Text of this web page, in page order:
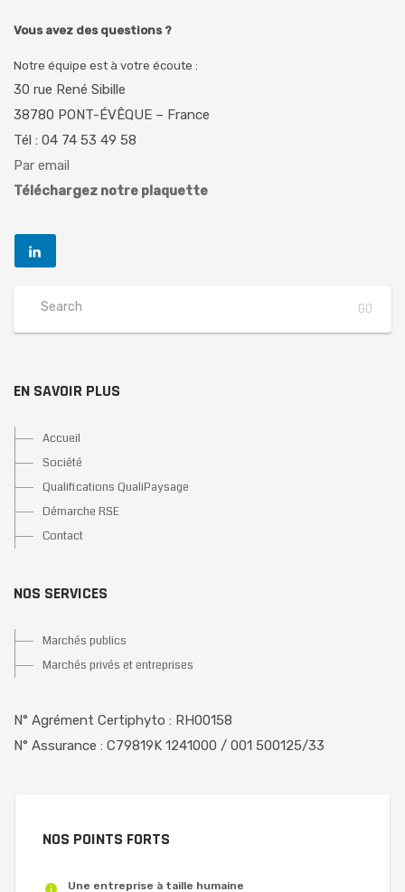
Vous avez des questions ?
Notre équipe est à votre écoute :
30 rue René Sibille
38780 PONT-ÉVÊQUE – France
Tél : 04 74 53 49 58
Par email
Téléchargez notre plaquette
EN SAVOIR PLUS
Accueil
Société
Qualifications QualiPaysage
Démarche RSE
Contact
NOS SERVICES
Marchés publics
Marchés privés et entreprises
N° Agrément Certiphyto : RH00158
N° Assurance : C79819K 1241000 / 001 500125/33
NOS POINTS FORTS
Une entreprise à taille humaine